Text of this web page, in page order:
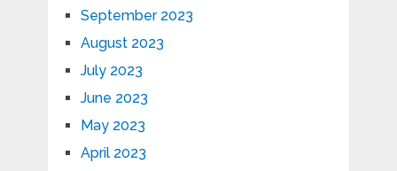
September 2023
August 2023
July 2023
June 2023
May 2023
April 2023